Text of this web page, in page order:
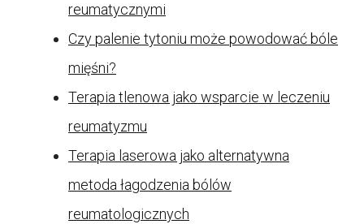
reumatycznymi
Czy palenie tytoniu może powodować bóle
mięśni?
Terapia tlenowa jako wsparcie w leczeniu
reumatyzmu
Terapia laserowa jako alternatywna
metoda łagodzenia bólów
reumatologicznych